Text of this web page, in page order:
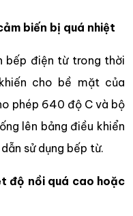
biến bị quá nhiệt
bếp điện từ trong thời
cho bề mặt của
phép 640 độ C và bộ
lên bảng điều khiển
sử dụng bếp từ.
độ nồi quá cao hoặc